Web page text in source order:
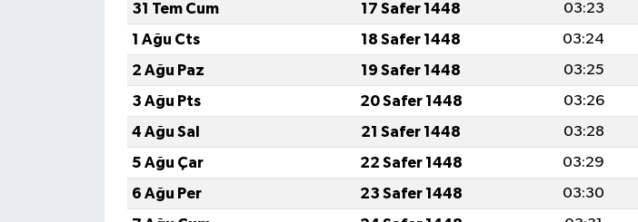
31 Tem Cum
17 Safer 1448 03:23
1 Ağu Cts
18 Safer 1448 03:24
2 Ağu Paz
19 Safer 1448 03:25
3 Ağu Pts
20 Safer 1448 03:26
4 Ağu Sal
21 Safer 1448 03:28
5 Ağu Çar
22 Safer 1448 03:29
6 Ağu Per
23 Safer 1448 03:30